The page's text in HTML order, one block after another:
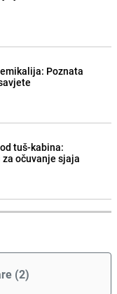
Poznata
tuš-kabina:
očuvanje sjaja
(2)